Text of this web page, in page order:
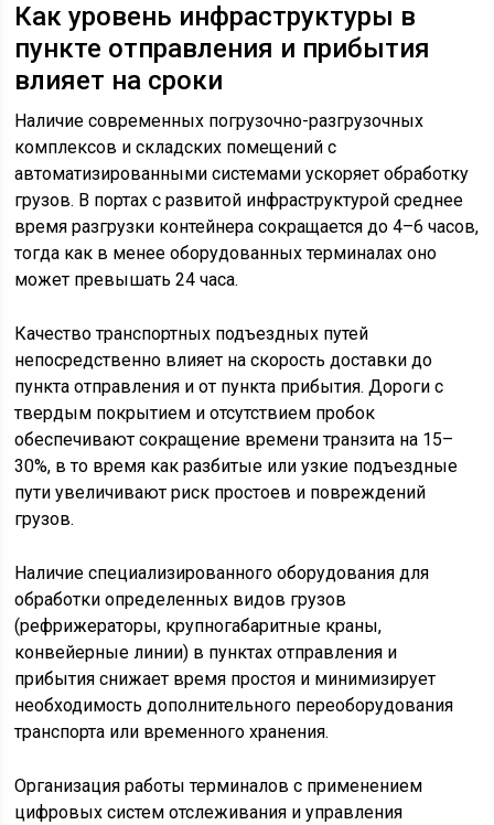
Как уровень инфраструктуры в
пункте отправления и прибытия
влияет на сроки
Наличие современных погрузочно-разгрузочных
комплексов и складских помещений с
автоматизированными системами ускоряет обработку
грузов. В портах с развитой инфраструктурой среднее
время разгрузки контейнера сокращается до 4–6 часов,
тогда как в менее оборудованных терминалах оно
может превышать 24 часа.
Качество транспортных подъездных путей
непосредственно влияет на скорость доставки до
пункта отправления и от пункта прибытия. Дороги с
твердым покрытием и отсутствием пробок
обеспечивают сокращение времени транзита на 15–
30%, в то время как разбитые или узкие подъездные
пути увеличивают риск простоев и повреждений
грузов.
Наличие специализированного оборудования для
обработки определенных видов грузов
(рефрижераторы, крупногабаритные краны,
конвейерные линии) в пунктах отправления и
прибытия снижает время простоя и минимизирует
необходимость дополнительного переоборудования
транспорта или временного хранения.
Организация работы терминалов с применением
цифровых систем отслеживания и управления